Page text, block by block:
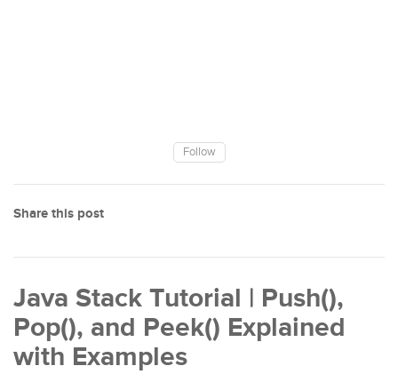
Follow
Share this post
Java Stack Tutorial | Push(),
Pop(), and Peek() Explained
with Examples